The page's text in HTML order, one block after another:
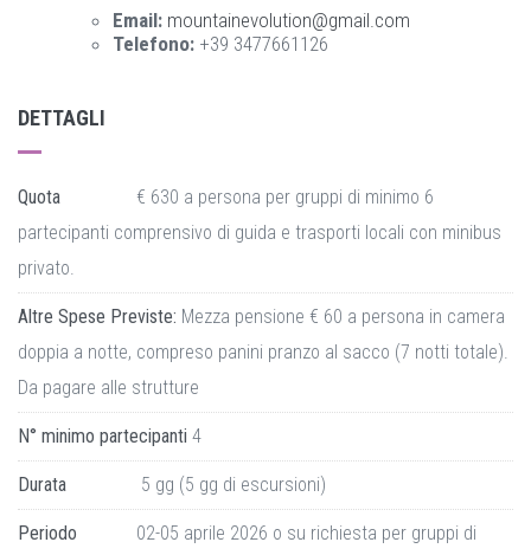
Email: mountainevolution@gmail.com
Telefono: +39 3477661126
DETTAGLI
Quota
€ 630 a persona per gruppi di minimo 6
partecipanti comprensivo di guida e trasporti locali con minibus
privato.
Altre Spese Previste: Mezza pensione € 60 a persona in camera
doppia a notte, compreso panini pranzo al sacco (7 notti totale).
Da pagare alle strutture
N° minimo partecipanti 4
Durata 5 gg (5 gg di escursioni)
Periodo
02-05 aprile 2026 o su richiesta per gruppi di